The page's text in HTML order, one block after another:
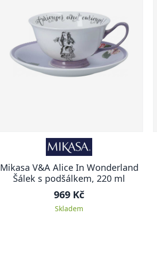
Mikasa V&A Alice In Wonderland
Šálek s podšálkem, 220 ml
969 Kč
Skladem